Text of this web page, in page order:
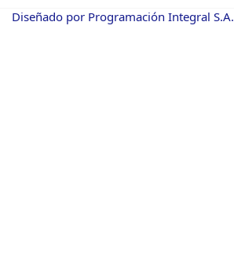
Diseñado por Programación Integral S.A.